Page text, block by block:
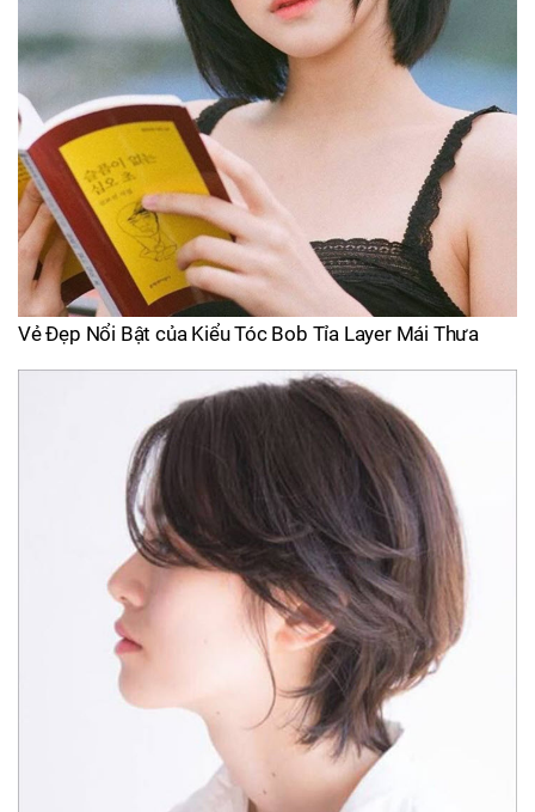
Vẻ Đẹp Nổi Bật của Kiểu Tóc Bob Tỉa Layer Mái Thưa